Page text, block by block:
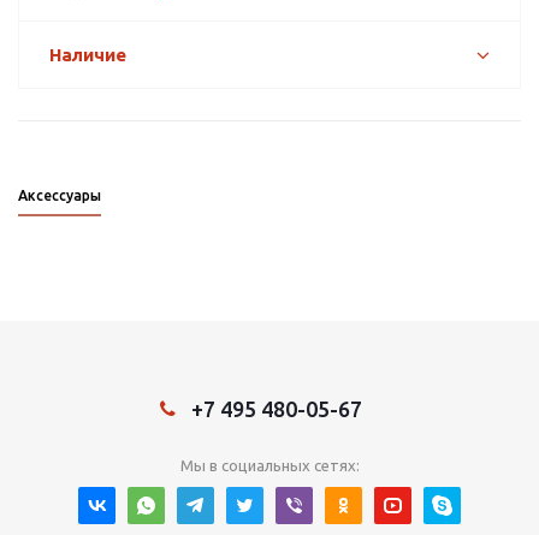
Наличие
Аксессуары
+7 495 480-05-67
Мы в социальных сетях: